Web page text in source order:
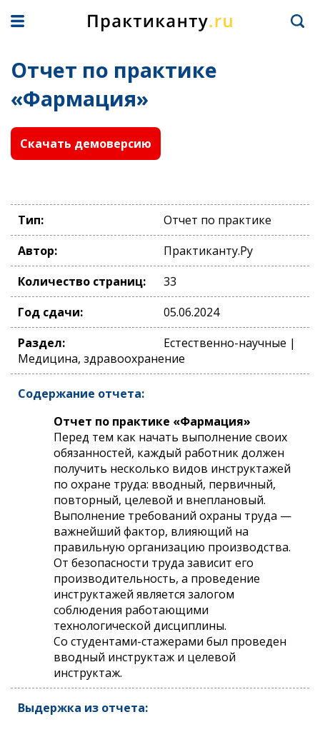
Отчет по практике
«Фармация»
Скачать демоверсию
Тип:
Отчет по практике
Автор:
Практиканту.Ру
Количество страниц:
33
Год сдачи:
05.06.2024
Раздел:
Естественно-научные |
Медицина, здравоохранение
Содержание отчета:
Отчет по практике «Фармация»
Перед тем как начать выполнение своих
обязанностей, каждый работник должен
получить несколько видов инструктажей
по охране труда: вводный, первичный,
повторный, целевой и внеплановый.
Выполнение требований охраны труда —
важнейший фактор, влияющий на
правильную организацию производства.
От безопасности труда зависит его
производительность, а проведение
инструктажей является залогом
соблюдения работающими
технологической дисциплины.
Со студентами-стажерами был проведен
вводный инструктаж и целевой
инструктаж.
Выдержка из отчета: